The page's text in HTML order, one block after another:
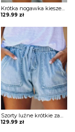
Krótka nogawka kieszenie zapinane casual prosty krój jeans przetarcia szorty spodenki spodnie Hokuto
129.99 zł
Szorty luźne krótkie zamek marszczone ściągane na pasie na sznureczek kieszenie szarpania Ehrengard
129.99 zł